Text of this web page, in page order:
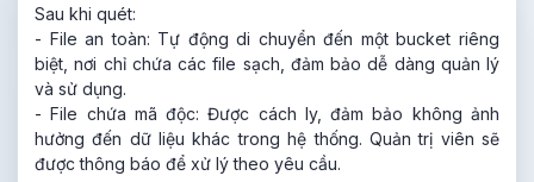
Sau khi quét:
- File an toàn: Tự động di chuyển đến một bucket riêng
biệt, nơi chỉ chứa các file sạch, đảm bảo dễ dàng quản lý
và sử dụng.
- File chứa mã độc: Được cách ly, đảm bảo không ảnh
hưởng đến dữ liệu khác trong hệ thống. Quản trị viên sẽ
được thông báo để xử lý theo yêu cầu.